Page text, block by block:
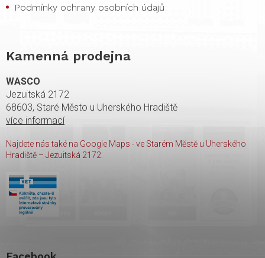
Podmínky ochrany osobních údajů
Kamenná prodejna
WASCO
Jezuitská 2172
68603, Staré Město u Uherského Hradiště
více informací
Najdete nás také na Google Maps - ve Starém Městě u Uherského
Hradiště – Jezuitská 2172.